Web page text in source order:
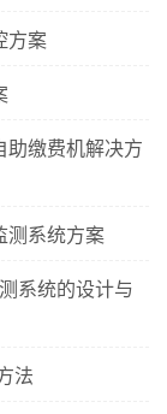
方案
助缴费机解决方
测系统方案
系统的设计与
法